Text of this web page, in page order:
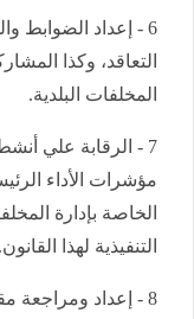
6 - إعداد الضوابط
التعاقد، وكذا
المخلفات البلدية.
7 - الرقابة علي
مؤشرات الأداء
الخاصة بإدارة
التنفيذية لهذا القانون.
8 - إعداد ومراجعة